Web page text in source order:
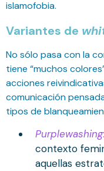
islamofobia.
Variantes de
No sólo pasa con la
tiene “muchos
acciones
comunicación
tipos de
Purplewashing:
contexto
aquellas